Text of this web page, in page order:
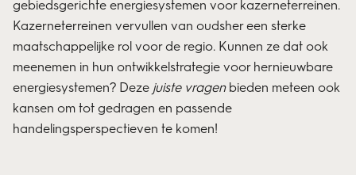
gebiedsgerichte energiesystemen voor kazerneterreinen.
Kazerneterreinen vervullen van oudsher een sterke
maatschappelijke rol voor de regio. Kunnen ze dat ook
meenemen in hun ontwikkelstrategie voor hernieuwbare
energiesystemen? Deze juiste vragen bieden meteen ook
kansen om tot gedragen en passende
handelingsperspectieven te komen!